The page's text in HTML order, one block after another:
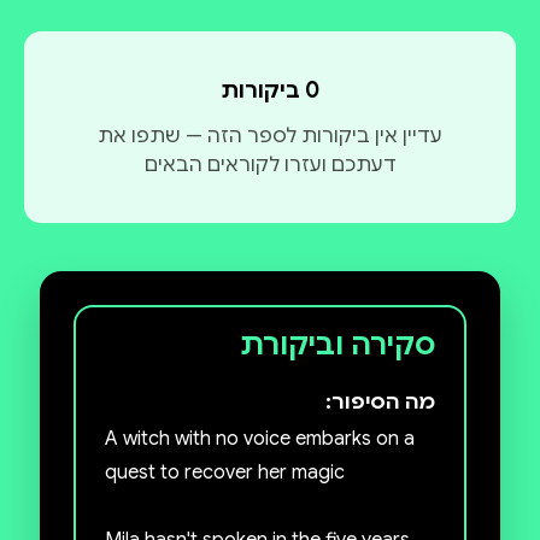
0 ביקורות
עדיין אין ביקורות לספר הזה — שתפו את
דעתכם ועזרו לקוראים הבאים
סקירה וביקורת
מה הסיפור:
A witch with no voice embarks on a
quest to recover her magic